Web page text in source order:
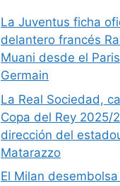
La Juventus ficha
delantero francés
Muani desde el
Germain
La Real Sociedad,
Copa del Rey 2025/
dirección del
Matarazzo
El Milan